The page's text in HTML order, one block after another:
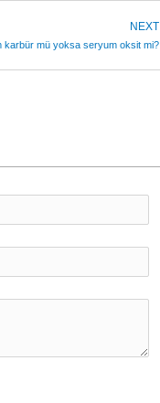
NEXT
karbür mü yoksa seryum oksit mi?